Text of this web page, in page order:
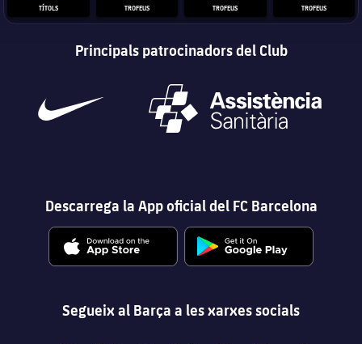
TÍTOLS TROFEUS TROFEUS TROFEUS
Principals patrocinadors del Club
Descarrega la App oficial del FC Barcelona
Segueix al Barça a les xarxes socials